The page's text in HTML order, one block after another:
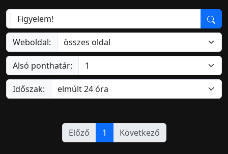
Weboldal:
Alsó ponthatár:
Időszak:
Előző 1 Következő